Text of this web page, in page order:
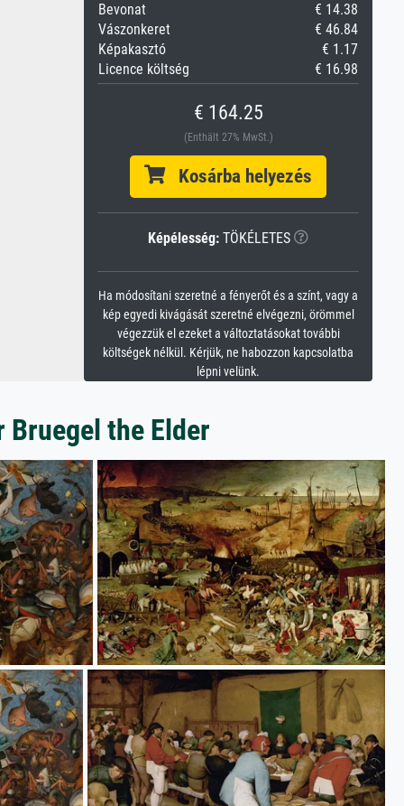
Bevonat
€ 14.38
Vászonkeret
€ 46.84
Képakasztó
€ 1.17
Licence költség
€ 16.98
€ 164.25
(Enthält 27% MwSt.)
Kosárba helyezés
Képélesség: TÖKÉLETES
Ha módosítani szeretné a fényerőt és a színt, vagy a
kép egyedi kivágását szeretné elvégezni, örömmel
végezzük el ezeket a változtatásokat további
költségek nélkül. Kérjük, ne habozzon kapcsolatba
lépni velünk.
the Elder